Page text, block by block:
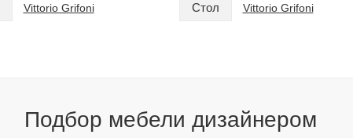
Vittorio Grifoni Стол Vittorio Grifoni
Подбор мебели дизайнером